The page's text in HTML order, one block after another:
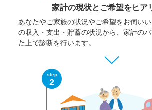
家計の現状と ご希望をヒア
あなたやご家族の状況やご希望をお伺いい
の収入・支出・貯蓄の状況から、家計の
た上で診断を行います。
step
2